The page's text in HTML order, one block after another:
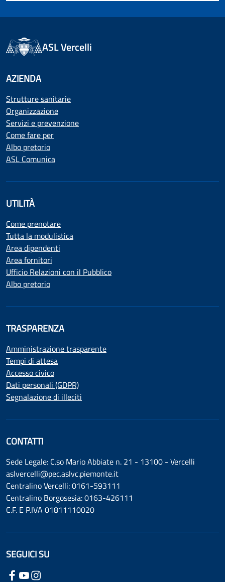
ASL Vercelli
AZIENDA
Strutture sanitarie
Organizzazione
Servizi e prevenzione
Come fare per
Albo pretorio
ASL Comunica
UTILITÀ
Come prenotare
Tutta la modulistica
Area dipendenti
Area fornitori
Ufficio Relazioni con il Pubblico
Albo pretorio
TRASPARENZA
Amministrazione trasparente
Tempi di attesa
Accesso civico
Dati personali (GDPR)
Segnalazione di illeciti
CONTATTI
Sede Legale: C.so Mario Abbiate n. 21 - 13100 - Vercelli
aslvercelli@pec.aslvc.piemonte.it
Centralino Vercelli: 0161-593111
Centralino Borgosesia: 0163-426111
C.F. E P.IVA 01811110020
SEGUICI SU